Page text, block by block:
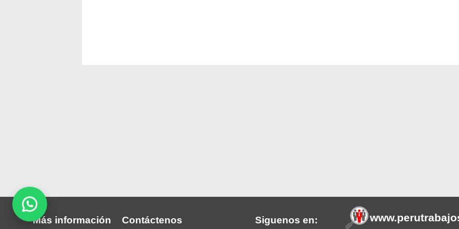
Más información Contáctenos Siguenos en: